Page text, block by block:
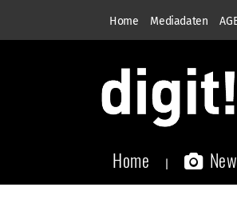
Home Mediadaten
Home